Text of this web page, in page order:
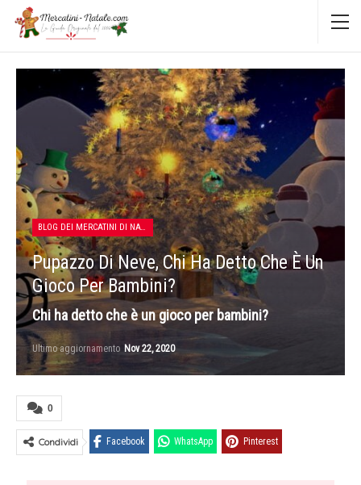
BLOG DEI MERCATINI DI NATALE
Pupazzo Di Neve, Chi Ha Detto Che È Un
Gioco Per Bambini?
Chi ha detto che è un gioco per bambini?
Ultimo aggiornamento Nov 22, 2020
0
Condividi Facebook WhatsApp Pinterest